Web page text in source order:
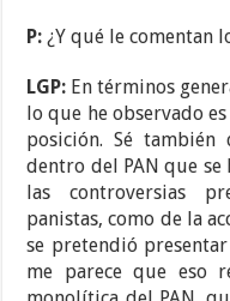
P: ¿Y qué le comentan
LGP: En términos
lo que he observado
posición. Sé
dentro del PAN que
las controversias
panistas, como de la
se pretendió
me parece que eso